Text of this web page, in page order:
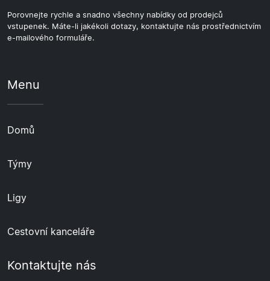
Porovnejte rychle a snadno všechny nabídky od prodejců
vstupenek. Máte-li jakékoli dotazy, kontaktujte nás prostřednictvím
e-mailového formuláře.
Menu
Domů
Týmy
Ligy
Cestovní kanceláře
Kontaktujte nás